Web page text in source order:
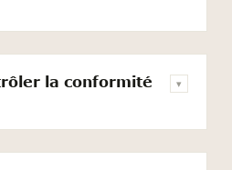
la conformité
▾